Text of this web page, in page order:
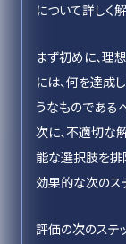
について詳しく
まず初めに、理
には、何を達成
うなものである
次に、不適切な
能な選択肢を排
効果的な次のス
評価の次のステ